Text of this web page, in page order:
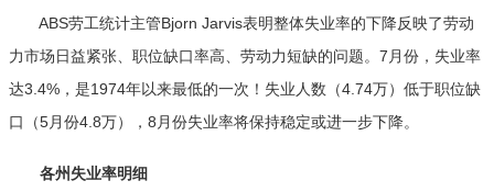
ABS劳工统计主管Bjorn Jarvis表明整体失业率的下降反映了劳动
力市场日益紧张、职位缺口率高、劳动力短缺的问题。7月份，失业率
达3.4%，是1974年以来最低的一次！失业人数（4.74万）低于职位缺
口（5月份4.8万），8月份失业率将保持稳定或进一步下降。
各州失业率明细